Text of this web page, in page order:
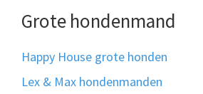
Grote hondenmand
Happy House grote honden
Lex & Max hondenmanden